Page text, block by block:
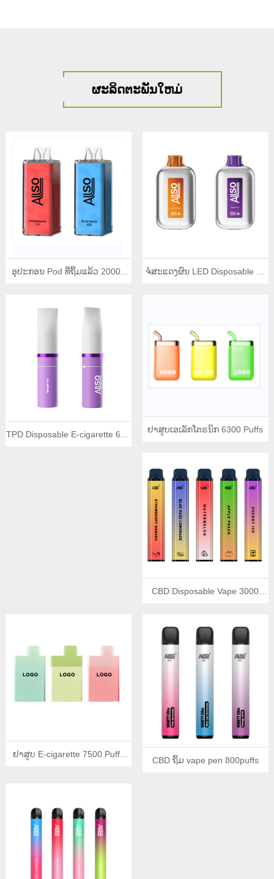
ຜະລິດຕະພັນໃຫມ່
ອຸປະກອນ Pod ທີ່ຖິ້ມແລ້ວ 20000 ຈໍສະແດງຜົນ LED Disposable E-
TPD Disposable E-cigarette 600 ຢາສູບເອເລັກໂຕຣນິກ 6300 Puffs
CBD Disposable Vape 3000
ຢາສູບ E-cigarette 7500 Puffs
CBD ຖິ້ມ vape pen 800puffs